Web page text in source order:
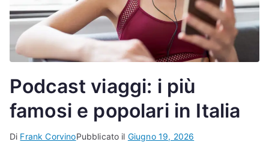
Podcast viaggi: i più
famosi e popolari in Italia
Di Frank CorvinoPubblicato il Giugno 19, 2026